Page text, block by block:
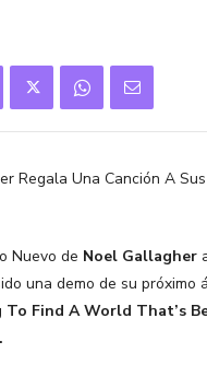
Nuevo de Noel Gallagher
una demo de su próximo
To Find A World That’s